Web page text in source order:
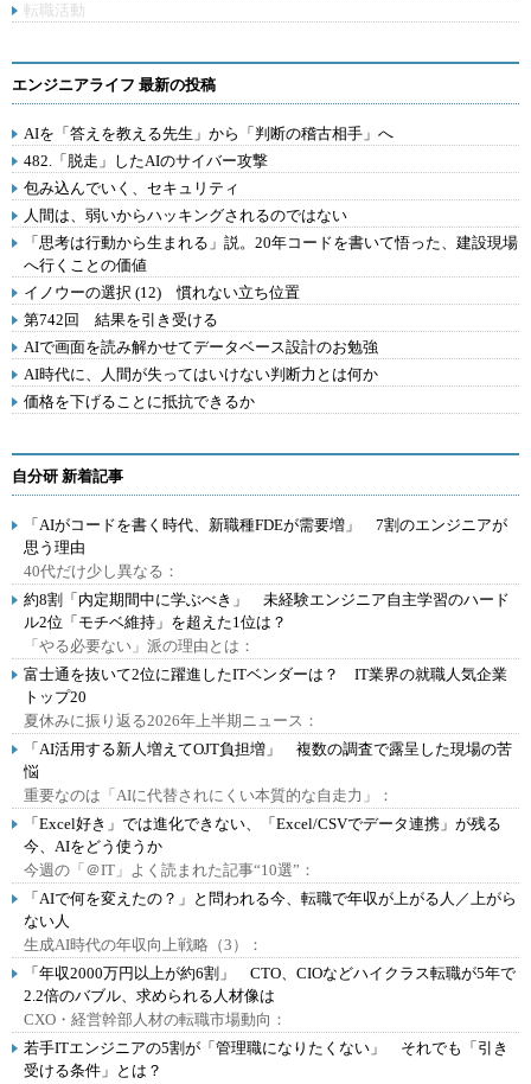
転職活動
エンジニアライフ 最新の投稿
AIを「答えを教える先生」から「判断の稽古相手」へ
482.「脱走」したAIのサイバー攻撃
包み込んでいく、セキュリティ
人間は、弱いからハッキングされるのではない
「思考は行動から生まれる」説。20年コードを書いて悟った、建設現場
へ行くことの価値
イノウーの選択 (12) 慣れない立ち位置
第742回 結果を引き受ける
AIで画面を読み解かせてデータベース設計のお勉強
AI時代に、人間が失ってはいけない判断力とは何か
価格を下げることに抵抗できるか
自分研 新着記事
「AIがコードを書く時代、新職種FDEが需要増」 7割のエンジニアが
思う理由
40代だけ少し異なる：
約8割「内定期間中に学ぶべき」 未経験エンジニア自主学習のハード
ル2位「モチベ維持」を超えた1位は？
「やる必要ない」派の理由とは：
富士通を抜いて2位に躍進したITベンダーは？ IT業界の就職人気企業
トップ20
夏休みに振り返る2026年上半期ニュース：
「AI活用する新人増えてOJT負担増」 複数の調査で露呈した現場の苦
悩
重要なのは「AIに代替されにくい本質的な自走力」：
「Excel好き」では進化できない、「Excel/CSVでデータ連携」が残る
今、AIをどう使うか
今週の「＠IT」よく読まれた記事“10選”：
「AIで何を変えたの？」と問われる今、転職で年収が上がる人／上がら
ない人
生成AI時代の年収向上戦略（3）：
「年収2000万円以上が約6割」 CTO、CIOなどハイクラス転職が5年で
2.2倍のバブル、求められる人材像は
CXO・経営幹部人材の転職市場動向：
若手ITエンジニアの5割が「管理職になりたくない」 それでも「引き
受ける条件」とは？